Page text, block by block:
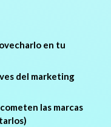
en tu
del marketing
las marcas